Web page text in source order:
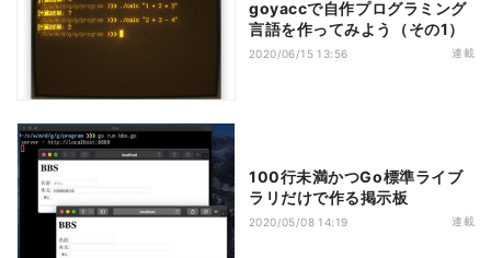
goyaccで自作プログラミング
言語を作ってみよう（その1）
2020/06/15 13:56 連載
100行未満かつGo標準ライブ
ラリだけで作る掲示板
2020/05/08 14:19 連載